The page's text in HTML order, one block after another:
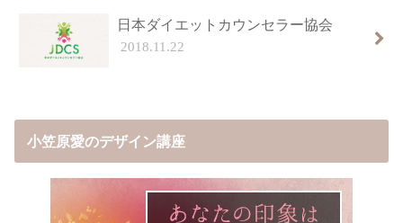
日本ダイエットカウンセラー協会
2018.11.22
小笠原愛のデザイン講座